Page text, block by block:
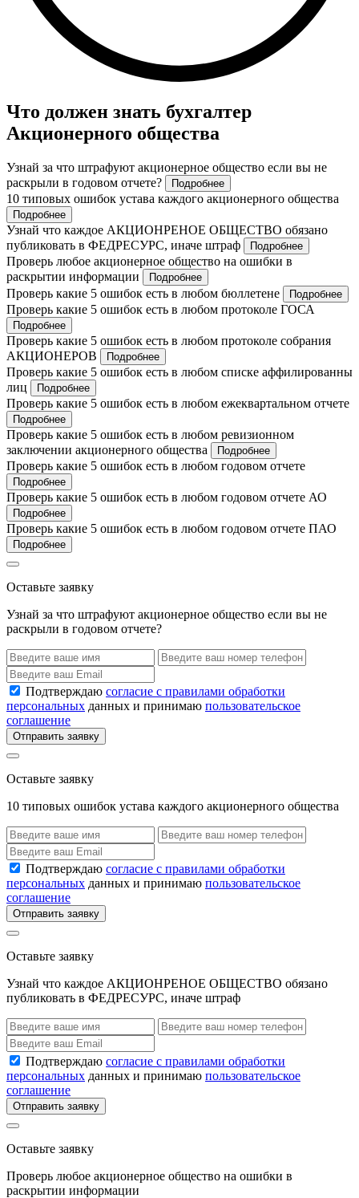
Что должен знать бухгалтер
Акционерного общества
Узнай за что штрафуют акционерное общество если вы не
раскрыли в годовом отчете?
Подробнее
10 типовых ошибок устава каждого акционерного общества
Подробнее
Узнай что каждое АКЦИОНРЕНОЕ ОБЩЕСТВО обязано
публиковать в ФЕДРЕСУРС, иначе штраф
Подробнее
Проверь любое акционерное общество на ошибки в
раскрытии информации
Подробнее
Проверь какие 5 ошибок есть в любом бюллетене Подробнее
Проверь какие 5 ошибок есть в любом протоколе ГОСА
Подробнее
Проверь какие 5 ошибок есть в любом протоколе собрания
АКЦИОНЕРОВ
Подробнее
Проверь какие 5 ошибок есть в любом списке аффилированны
лиц
Подробнее
Проверь какие 5 ошибок есть в любом ежеквартальном отчете
Подробнее
Проверь какие 5 ошибок есть в любом ревизионном
заключении акционерного общества
Подробнее
Проверь какие 5 ошибок есть в любом годовом отчете
Подробнее
Проверь какие 5 ошибок есть в любом годовом отчете АО
Подробнее
Проверь какие 5 ошибок есть в любом годовом отчете ПАО
Подробнее
Оставьте заявку
Узнай за что штрафуют акционерное общество если вы не
раскрыли в годовом отчете?
Подтверждаю согласие с правилами обработки
персональных данных и принимаю пользовательское
соглашение
Отправить заявку
Оставьте заявку
10 типовых ошибок устава каждого акционерного общества
Подтверждаю согласие с правилами обработки
персональных данных и принимаю пользовательское
соглашение
Отправить заявку
Оставьте заявку
Узнай что каждое АКЦИОНРЕНОЕ ОБЩЕСТВО обязано
публиковать в ФЕДРЕСУРС, иначе штраф
Подтверждаю согласие с правилами обработки
персональных данных и принимаю пользовательское
соглашение
Отправить заявку
Оставьте заявку
Проверь любое акционерное общество на ошибки в
раскрытии информации